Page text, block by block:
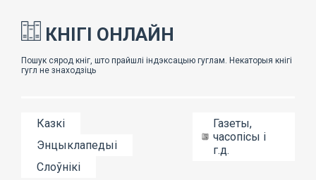
КНІГІ ОНЛАЙН
Казкі
Энцыклапедыі
Слоўнікі
Газеты,
часопісы і
г.д.